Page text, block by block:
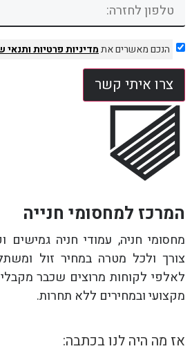
הנכם מאשרים אתמדיניות פרטיותותנאי
צרו איתי קשר
המרכז למחסומי חנייה
מחסומי חניה, עמודי חניה גמישים
צורך ולכל מטרה במחיר זול
לאלפי לקוחות מרוצים שכבר
מקצועי ובמחירים ללא תחרות.
אז מה היה לנו בכתבה: